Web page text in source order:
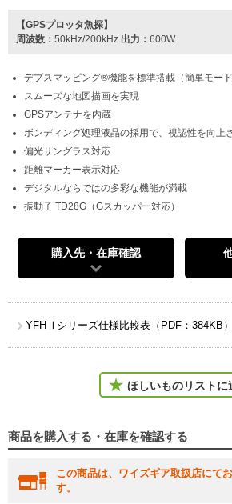
【GPSプロッタ魚探】
周波数： 50kHz/200kHz 出力： 600W
デプスマッピング®機能を標準搭載（簡単モード
スムーズな地図描画を実現
GPSアンテナを内蔵
ボンディング処理液晶の採用で、視認性を向上
偏光サングラス対応
距離マーカー表示対応
デジタルならではの多彩な機能が満載
振動子 TD28G（Gスカッパー対応）
購入先・在庫確認
YFHⅡシリーズ仕様比較表（PDF：384KB）
ほしいものリストに
商品を購入する・在庫を確認する
この商品は、ワイズギア取扱店にて
す。